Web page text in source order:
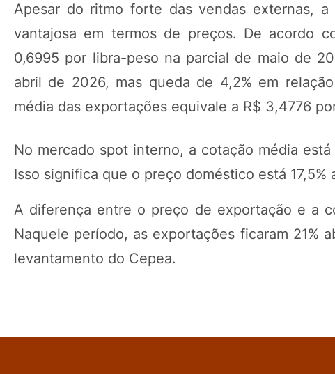
Apesar do ritmo forte das vendas externas,
vantajosa em termos de preços. De acordo
0,6995 por libra-peso na parcial de maio de
abril de 2026, mas queda de 4,2% em
média das exportações equivale a R$ 3,4776
No mercado spot interno, a cotação média
Isso significa que o preço doméstico está
A diferença entre o preço de exportação e a
Naquele período, as exportações ficaram 21%
levantamento do Cepea.